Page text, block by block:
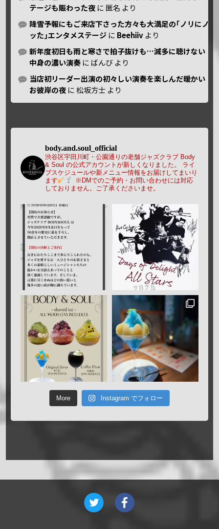
テージも賑わった夜 に 匿名 より
降雪予報にもご来店下さった方々も大満足の｢ノリにノ
ッた｣エンタメステージ に Beehiiv より
新年度初日も雨と寒さで拍子抜けも…滅多に聴けない
中身の濃い演奏 に ばんび より
当店初リーダー出演の初々しい演奏を楽しんだ暖かい
お彼岸の夜 に松坂方士 より
body.and.soul_official
渋谷区宇田川町・公園通りの老舗ジャズクラブ Body
& Soul の公式アカウントが新しくなりました。
ライ
ブスケジュールや新メニュー情報をお届けしてまいり
ます
※DMでのご予約・お問い合わせには対応
しておりません。ご了承くださいませ。
More Instagram でフォロー